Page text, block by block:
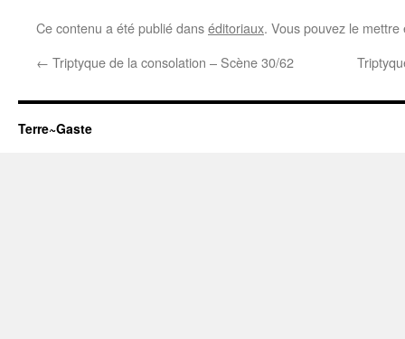
Ce contenu a été publié danséditoriaux. Vous pouvez le
← Triptyque de la consolation – Scène 30/62
Terre~Gaste